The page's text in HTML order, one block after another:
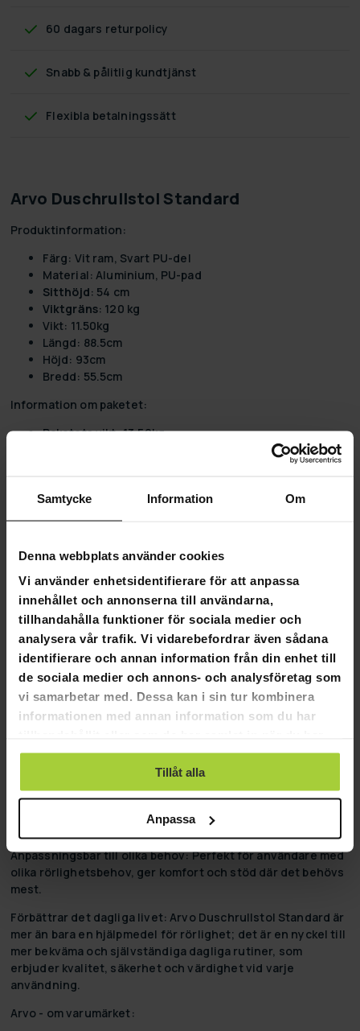
Samtycke Information Om
Denna webbplats använder cookies
Vi använder enhetsidentifierare för att anpassa
innehållet och annonserna till användarna,
tillhandahålla funktioner för sociala medier och
analysera vår trafik. Vi vidarebefordrar även sådana
identifierare och annan information från din enhet till
de sociala medier och annons- och analysföretag som
vi samarbetar med. Dessa kan i sin tur kombinera
informationen med annan information som du har
använt deras tjänster.
Tillåt alla
Anpassa
60 dagars returpolicy
Snabb & pålitlig kundtjänst
Flexibla betalningssätt
Arvo Duschrullstol Standard
Produktinformation:
Färg: Vit ram, Svart PU-del
Material: Aluminium, PU-pad
Sitthöjd: 54 cm
Viktgräns: 120 kg
Vikt: 11.50kg
Längd: 88.5cm
Höjd: 93cm
Bredd: 55.5cm
Information om paketet:
Paketets vikt:13.50kg
funktionalitet, vilket säkerställer enkel användning i
duschen.
Vattentålig konstruktion:Tillverkad med
högkvalitativt aluminium och PU-pad, vilket ger
hållbarhet och vattentålighet.
Lätt och lättmanövrerad:Lätt att navigera i trånga
badrumsutrymmen, vilket förbättrar användarens
självständighet.
Varför välja Arvo Duschrullstol Standard:
bekymmersfri duschupplevelse.
Användarvänlig:Intuitiv design möjliggör enkel
värdighet och självständighet i badrummet.
Anpassningsbar till olika behov:Perfekt för användare med
olika rörlighetsbehov, ger komfort och stöd där det behövs
mest.
Förbättrar det dagliga livet: Arvo Duschrullstol Standard är
mer än bara en hjälpmedel för rörlighet; det är en nyckel till
mer bekväma och självständiga dagliga rutiner, som
erbjuder kvalitet, säkerhet och värdighet vid varje
användning.
Arvo - om varumärket: